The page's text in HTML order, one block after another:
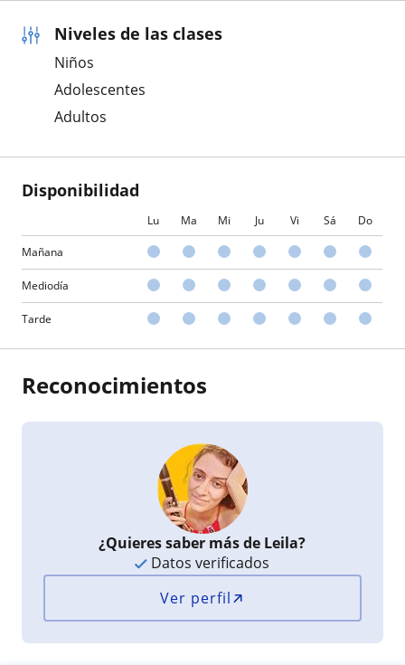
Niveles de las clases
Niños
Adolescentes
Adultos
Disponibilidad
Lu Ma Mi Ju Vi Sá Do
Mañana
Mediodía
Tarde
Reconocimientos
¿Quieres saber más de Leila?
Datos verificados
Ver perfil